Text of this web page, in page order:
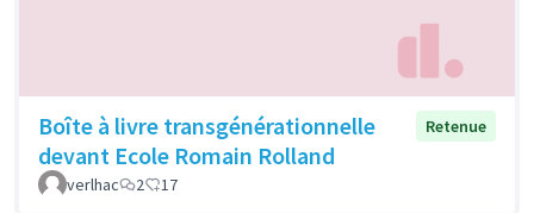
Boîte à livre transgénérationnelle
devant Ecole Romain Rolland
Retenue
verlhac 2 17